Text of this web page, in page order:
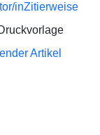
inZitierweise
Artikel